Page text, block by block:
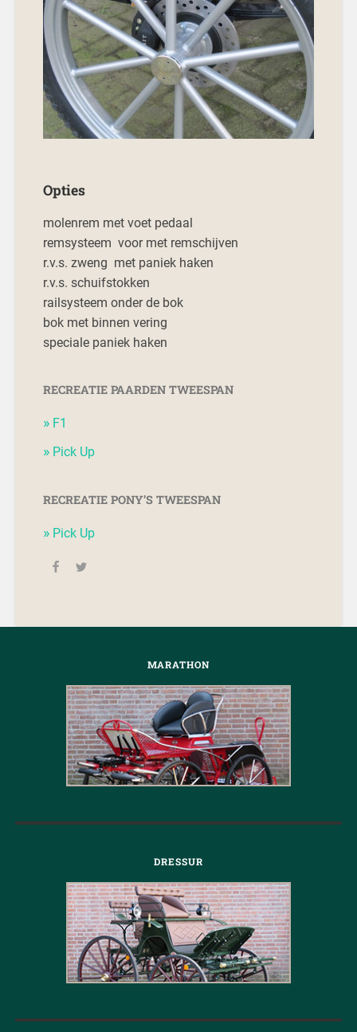
Opties
molenrem met voet pedaal
remsysteem voor met remschijven
r.v.s. zweng met paniek haken
r.v.s. schuifstokken
railsysteem onder de bok
bok met binnen vering
speciale paniek haken
RECREATIE PAARDEN TWEESPAN
F1
Pick Up
RECREATIE PONY’S TWEESPAN
Pick Up
MARATHON
DRESSUR